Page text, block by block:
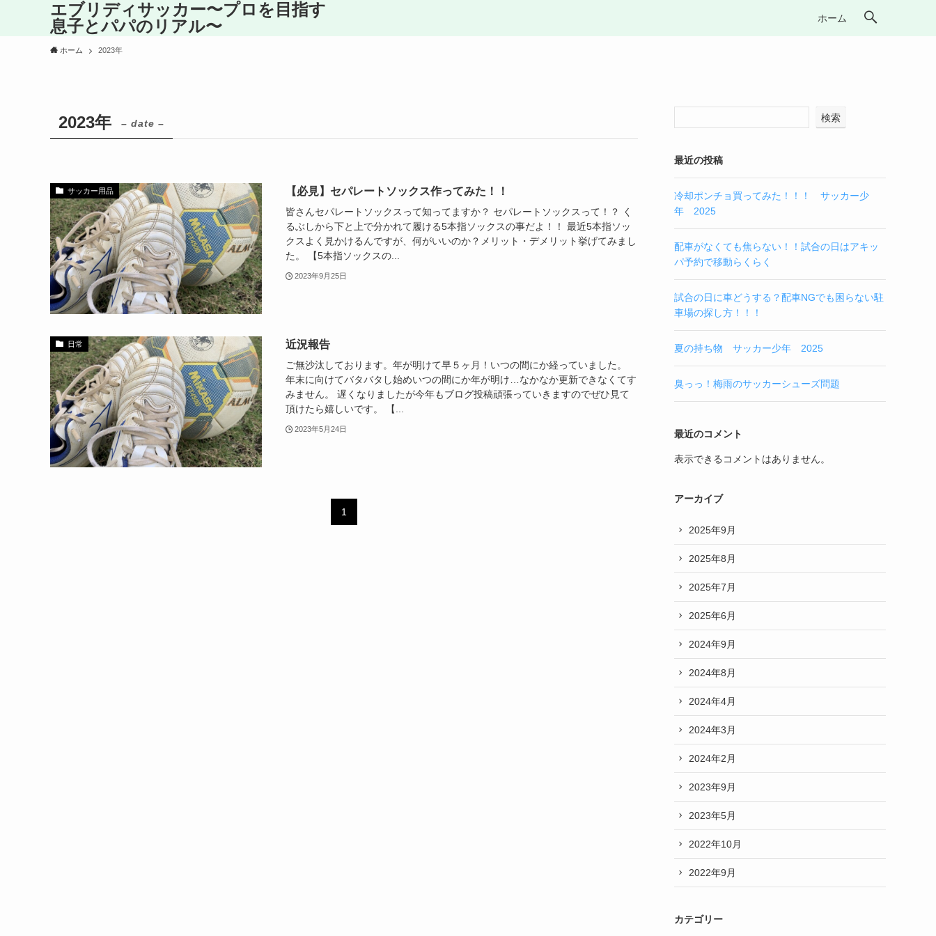
エブリディサッカー〜プロを目指す
息子とパパのリアル〜
ホーム
ホーム 2023年
2023年 – date –
サッカー用品 【必見】セパレートソックス作ってみた！！
皆さんセパレートソックスって知ってますか？ セパレートソックスって！？ く
るぶしから下と上で分かれて履ける5本指ソックスの事だよ！！ 最近5本指ソッ
クスよく見かけるんですが、何がいいのか？メリット・デメリット挙げてみまし
た。 【5本指ソックスの...
2023年9月25日
日常 近況報告
ご無沙汰しております。年が明けて早５ヶ月！いつの間にか経っていました。
年末に向けてバタバタし始めいつの間にか年が明け…なかなか更新できなくてす
みません。 遅くなりましたが今年もブログ投稿頑張っていきますのでぜひ見て
頂けたら嬉しいです。 【...
2023年5月24日
1
検索
最近の投稿
冷却ポンチョ買ってみた！！！ サッカー少
年 2025
配車がなくても焦らない！！試合の日はアキッ
パ予約で移動らくらく
試合の日に車どうする？配車NGでも困らない駐
車場の探し方！！！
夏の持ち物 サッカー少年 2025
臭っっ！梅雨のサッカーシューズ問題
最近のコメント
表示できるコメントはありません。
アーカイブ
2025年9月
2025年8月
2025年7月
2025年6月
2024年9月
2024年8月
2024年4月
2024年3月
2024年2月
2023年9月
2023年5月
2022年10月
2022年9月
カテゴリー